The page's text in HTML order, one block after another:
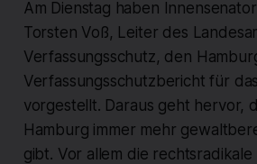
Am Dienstag haben
Torsten Voß, Leiter des
Verfassungsschutz, den
Verfassungsschutzbericht für
vorgestellt. Daraus geht hervor,
Hamburg immer mehr
gibt. Vor allem die rechtsradikale